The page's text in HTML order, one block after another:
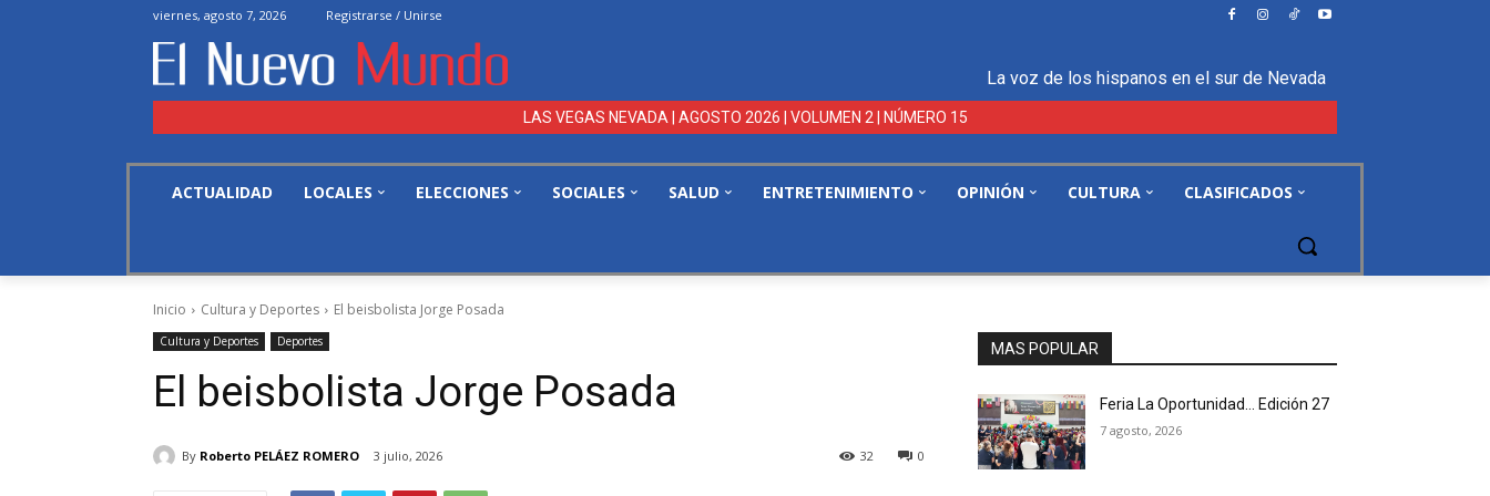
viernes, agosto 7, 2026 Registrarse / Unirse
La voz de los hispanos en el sur de Nevada
LAS VEGAS NEVADA | AGOSTO 2026 | VOLUMEN 2 | NÚMERO 15
ACTUALIDAD LOCALES ELECCIONES SOCIALES SALUD ENTRETENIMIENTO OPINIÓN CULTURA CLASIFICADOS
Inicio Cultura y Deportes El beisbolista Jorge Posada
Cultura y Deportes Deportes
El beisbolista Jorge Posada
By Roberto PELÁEZ ROMERO 3 julio, 2026 0
32
MAS POPULAR
Feria La Oportunidad… Edición 27
7 agosto, 2026